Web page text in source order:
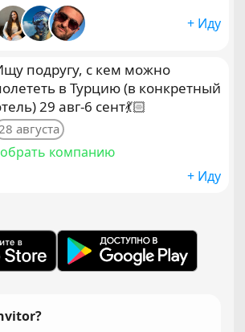
+ Иду
подругу, с кем можно
в Турцию (в конкретный
29 авг-6 сент💃🏻
августа
компанию
+ Иду